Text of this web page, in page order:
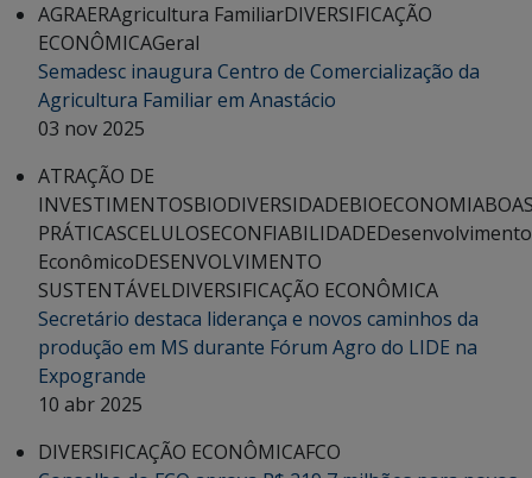
AGRAERAgricultura FamiliarDIVERSIFICAÇÃO
ECONÔMICAGeral
Semadesc inaugura Centro de Comercialização da
Agricultura Familiar em Anastácio
03 nov 2025
ATRAÇÃO DE
INVESTIMENTOSBIODIVERSIDADEBIOECONOMIA
PRÁTICASCELULOSECONFIABILIDADEDesenvolvimento
EconômicoDESENVOLVIMENTO
SUSTENTÁVELDIVERSIFICAÇÃO ECONÔMICA
Secretário destaca liderança e novos caminhos da
produção em MS durante Fórum Agro do LIDE na
Expogrande
10 abr 2025
DIVERSIFICAÇÃO ECONÔMICAFCO